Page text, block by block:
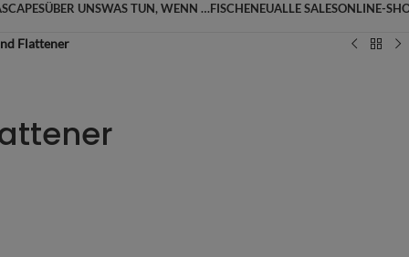
ÜBER UNSWAS TUN, WENN …FISCHENEUALLE SALESONLINE-
Flattener